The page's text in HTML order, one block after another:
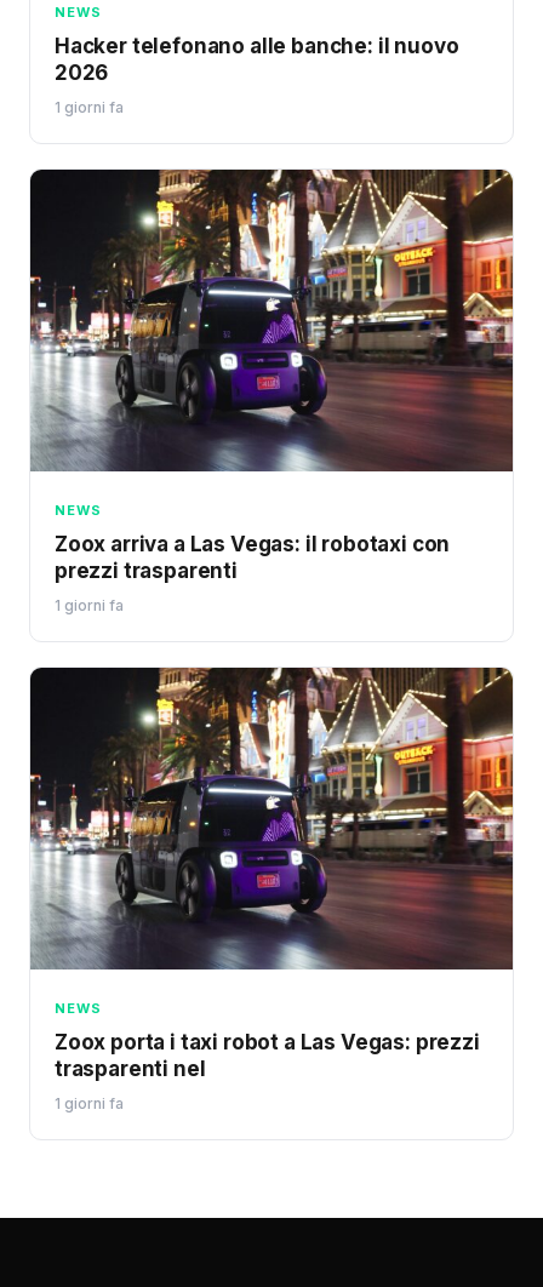
NEWS
Hacker telefonano alle banche: il nuovo
2026
1 giorni fa
NEWS
Zoox arriva a Las Vegas: il robotaxi con
prezzi trasparenti
1 giorni fa
NEWS
Zoox porta i taxi robot a Las Vegas: prezzi
trasparenti nel
1 giorni fa